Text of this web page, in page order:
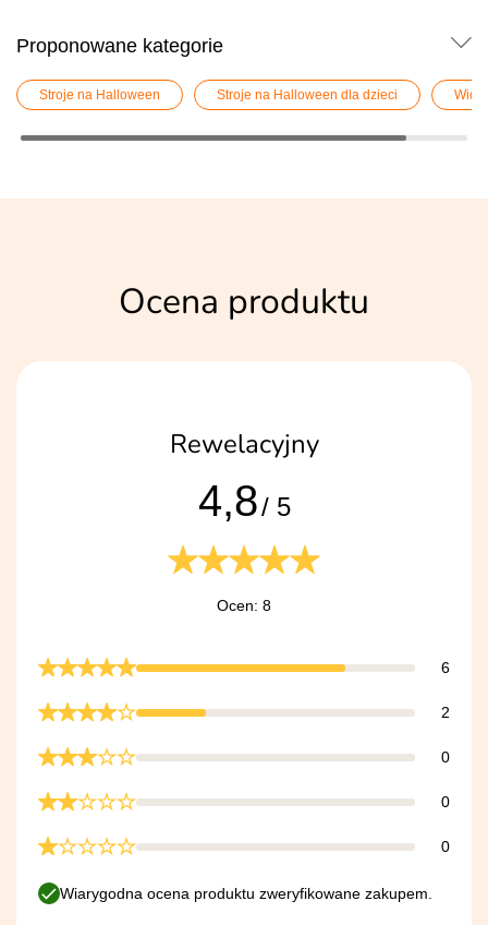
Proponowane kategorie
Stroje na Halloween Stroje na Halloween dla dzieci
Ocena produktu
Rewelacyjny
4,8/ 5
Ocen: 8
6
2
0
0
0
Wiarygodna ocena produktu zweryfikowane zakupem.